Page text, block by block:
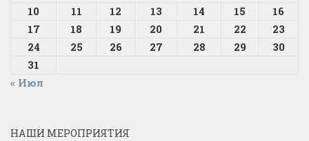
10
11 12 13 14 15
16
17
18 19 20 21 22
23
24
25 26 27 28 29
30
31
« Июл
НАШИ МЕРОПРИЯТИЯ